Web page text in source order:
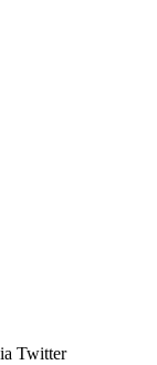
Twitter